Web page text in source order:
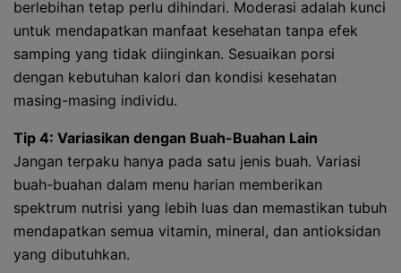
berlebihan tetap perlu dihindari. Moderasi adalah kunci
untuk mendapatkan manfaat kesehatan tanpa efek
samping yang tidak diinginkan. Sesuaikan porsi
dengan kebutuhan kalori dan kondisi kesehatan
masing-masing individu.
Tip 4: Variasikan dengan Buah-Buahan Lain
Jangan terpaku hanya pada satu jenis buah. Variasi
buah-buahan dalam menu harian memberikan
spektrum nutrisi yang lebih luas dan memastikan tubuh
mendapatkan semua vitamin, mineral, dan antioksidan
yang dibutuhkan.